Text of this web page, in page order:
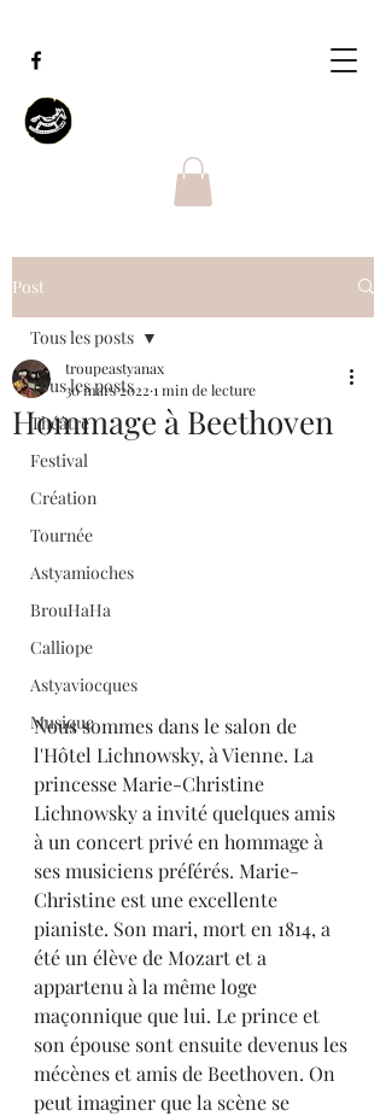
Post
Tous les posts
Théâtre
Festival
Création
Tournée
Astyamioches
BrouHaHa
Calliope
Astyaviocques
Musique
Tous les posts
Hommage à Beethoven
troupeastyanax
30 mars 2022 1 min de lecture
Nous sommes dans le salon de
l'Hôtel Lichnowsky, à Vienne. La
princesse Marie-Christine
Lichnowsky a invité quelques amis
à un concert privé en hommage à
ses musiciens préférés. Marie-
Christine est une excellente
pianiste. Son mari, mort en 1814, a
été un élève de Mozart et a
appartenu à la même loge
maçonnique que lui. Le prince et
son épouse sont ensuite devenus les
mécènes et amis de Beethoven. On
peut imaginer que la scène se